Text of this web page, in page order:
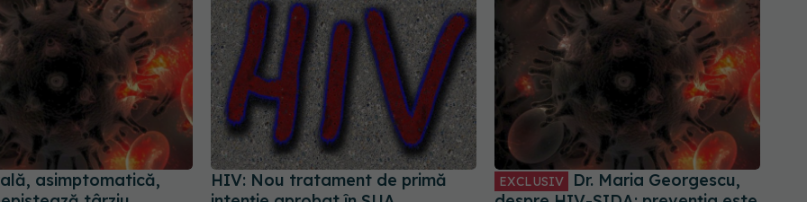
asimptomatică,
HIV: Nou tratament de primă
EXCLUSIV
Dr. Maria Georgescu,